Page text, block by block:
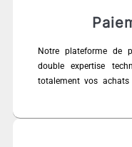
Notre plateforme de
double expertise
totalement vos